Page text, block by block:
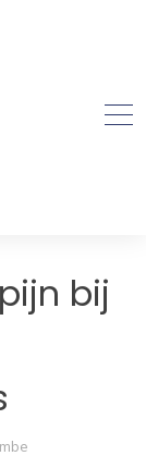
bij